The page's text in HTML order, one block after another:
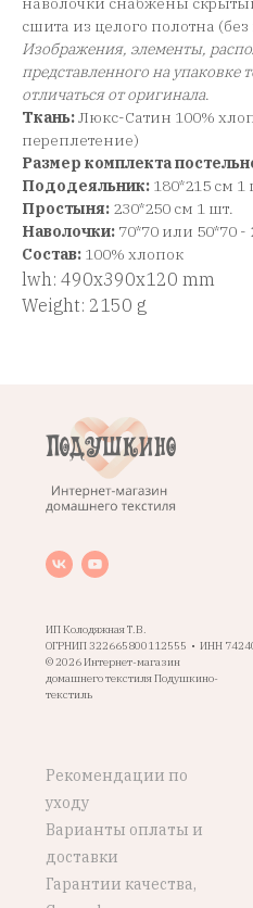
сшита из целого полотна
Изображения, элементы,
представленного на упаковке
отличаться от оригинала.
Ткань:Люкс-Сатин 100%
переплетение)
Размер комплекта
Пододеяльник: 180*215 см
Простыня: 230*250 см 1 шт.
Наволочки: 70*70 или 50*70 -
Состав: 100% хлопок
lwh: 490x390x120 mm
Weight: 2150 g
ИП Колодяжная Т.В.
ОГРНИП 322665800112555 • ИНН
© 2026 Интернет-магазин
домашнего текстиля Подушкино-
текстиль
Рекомендации по
уходу
Варианты оплаты и
доставки
Гарантии качества,